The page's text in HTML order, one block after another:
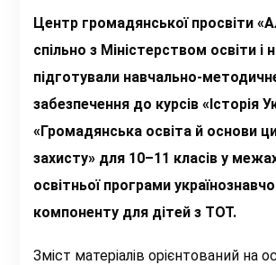
Центр громадянської просвіти
спільно з Міністерством освіти і
підготували навчально-
забезпечення до курсів «Історія
«Громадянська освіта й основи
захисту» для 10–11 класів у
освітньої програми
компоненту для дітей з ТОТ.
Зміст матеріалів орієнтований на